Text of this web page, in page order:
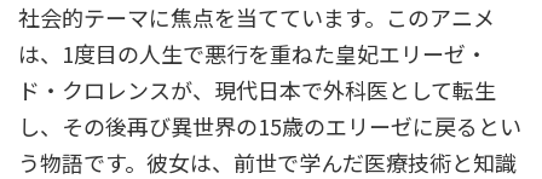
社会的テーマに焦点を当てています。このアニメ
は、1度目の人生で悪行を重ねた皇妃エリーゼ・
ド・クロレンスが、現代日本で外科医として転生
し、その後再び異世界の15歳のエリーゼに戻るとい
う物語です。彼女は、前世で学んだ医療技術と知識